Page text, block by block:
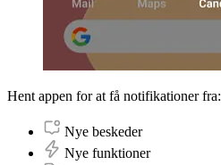
Hent appen for at få notifikationer fra:
Nye beskeder
Nye funktioner